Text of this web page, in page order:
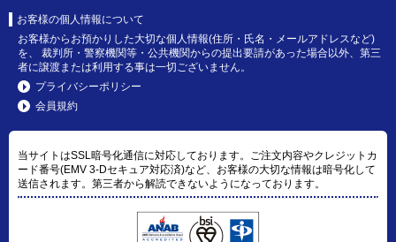
お客様の個人情報について
お客様からお預かりした大切な個人情報(住所・氏名・メールアドレスなど)
を、 裁判所・警察機関等・公共機関からの提出要請があった場合以外、第三
者に譲渡または利用する事は一切ございません。
プライバシーポリシー
会員規約
当サイトはSSL暗号化通信に対応しております。ご注文内容やクレジットカ
ード番号(EMV 3-Dセキュア対応済)など、お客様の大切な情報は暗号化して
送信されます。第三者から解読できないようになっております。